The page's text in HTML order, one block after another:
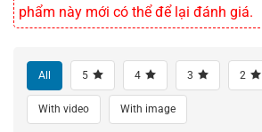
phẩm này mới có thể để lại đánh giá.
All 5 4 3 2
With video With image